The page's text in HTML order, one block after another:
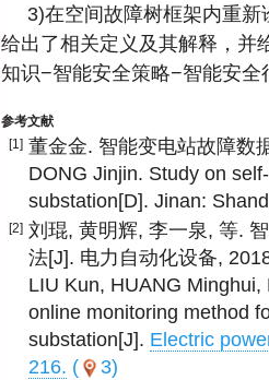
3)在空间故障树框架内重
给出了相关定义及其解释，并
知识−智能安全策略−智能安
参考文献
[1] 董金金. 智能变电站故障数
DONG Jinjin. Study on
substation[D]. Jinan:
[2] 刘琨, 黄明辉, 李一泉, 等.
法[J]. 电力自动化设备,
LIU Kun, HUANG
online monitoring method
substation[J]. Electric
216. ( 3)